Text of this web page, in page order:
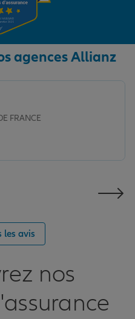
agences Allianz
FRANCE
les avis
nos